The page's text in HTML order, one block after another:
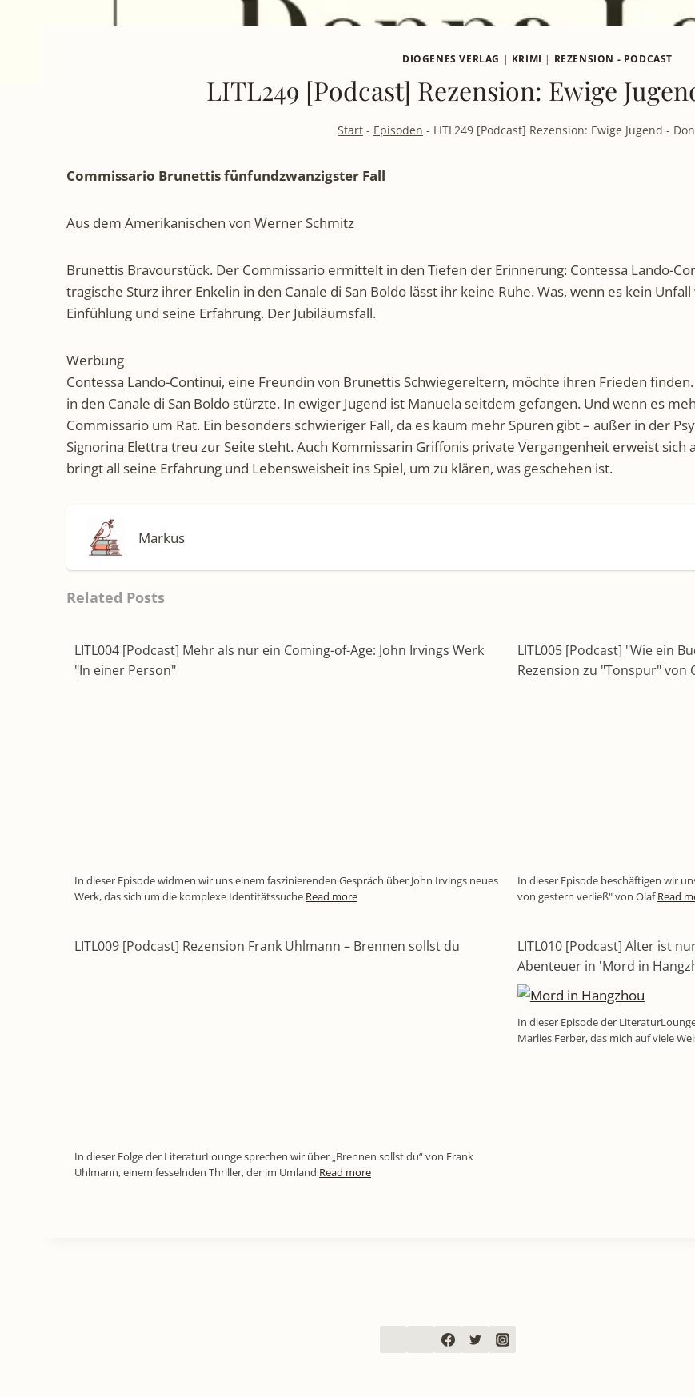
DIOGENES VERLAG | KRIMI | REZENSION - PODCAST
LITL249 [Podcast] Rezension: Ewige
Start - Episoden - LITL249 [Podcast] Rezension: Ewige Jugend -
Commissario Brunettis fünfundzwanzigster Fall
Aus dem Amerikanischen von Werner Schmitz
Brunettis Bravourstück. Der Commissario ermittelt in den Tiefen der Erinnerung: Contessa Lando-
tragische Sturz ihrer Enkelin in den Canale di San Boldo lässt ihr keine Ruhe. Was, wenn es kein
Einfühlung und seine Erfahrung. Der Jubiläumsfall.
Werbung
Contessa Lando-Continui, eine Freundin von Brunettis Schwiegereltern, möchte ihren Frieden
in den Canale di San Boldo stürzte. In ewiger Jugend ist Manuela seitdem gefangen. Und wenn es
Commissario um Rat. Ein besonders schwieriger Fall, da es kaum mehr Spuren gibt – außer in der
Signorina Elettra treu zur Seite steht. Auch Kommissarin Griffonis private Vergangenheit erweist
bringt all seine Erfahrung und Lebensweisheit ins Spiel, um zu klären, was geschehen ist.
Markus
Related Posts
LITL004 [Podcast] Mehr als nur ein Coming-of-Age: John Irvings Werk
"In einer Person"
In dieser Episode widmen wir uns einem faszinierenden Gespräch über John Irvings neues
Werk, das sich um die komplexe Identitätssuche Read more
LITL005 [Podcast] "Wie ein
Rezension zu "Tonspur" von
In dieser Episode beschäftigen wir
von gestern verließ" von OlafRead
LITL009 [Podcast] Rezension Frank Uhlmann – Brennen sollst du
In dieser Folge der LiteraturLounge sprechen wir über „Brennen sollst du“ von Frank
Uhlmann, einem fesselnden Thriller, der im Umland Read more
LITL010 [Podcast] Alter ist
Abenteuer in 'Mord in
In dieser Episode der
Marlies Ferber, das mich auf viele